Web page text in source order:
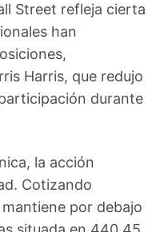
Street refleja cierta
han
Harris, que redujo
durante
la acción
Cotizando
por debajo